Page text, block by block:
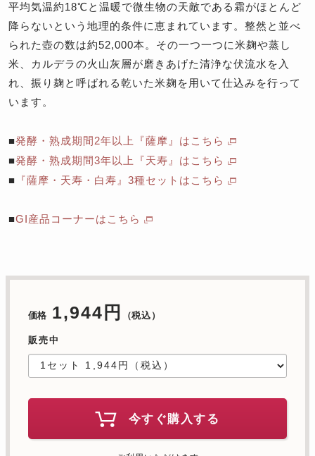
平均気温約18℃と温暖で微生物の天敵である霜がほとんど
降らないという地理的条件に恵まれています。整然と並べ
られた壺の数は約52,000本。その一つ一つに米麹や蒸し
米、カルデラの火山灰層が磨きあげた清浄な伏流水を入
れ、振り麹と呼ばれる乾いた米麹を用いて仕込みを行って
います。
■発酵・熟成期間2年以上『薩摩』はこちら
■発酵・熟成期間3年以上『天寿』はこちら
■ 『薩摩・天寿・白寿』3種セットはこちら
■GI産品コーナーはこちら
価格 1,944円 （税込）
販売中
今すぐ購入する